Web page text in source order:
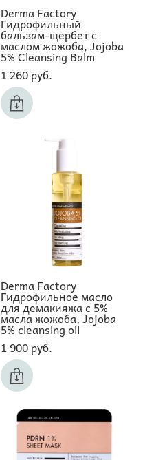
Derma Factory
Гидрофильный
бальзам-щербет с
маслом жожоба, Jojoba
5% Cleansing Balm
1 260 pуб.
Derma Factory
Гидрофильное масло
для демакияжа с 5%
масла жожоба, Jojoba
5% cleansing oil
1 900 pуб.